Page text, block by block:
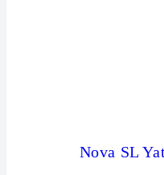
Nova SL